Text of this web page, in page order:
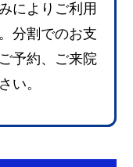
によりご利用
分割でのお支
予約、ご来院
い。